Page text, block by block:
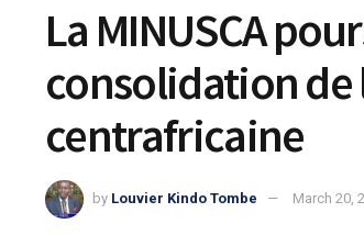
La MINUSCA
consolidation
centrafricaine
by Louvier Kindo Tombe March 20,